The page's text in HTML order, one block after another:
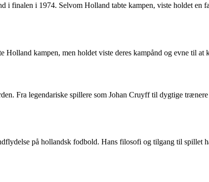
finalen i 1974. Selvom Holland tabte kampen, viste holdet en
kampen, men holdet viste deres kampånd og evne til at
Fra legendariske spillere som Johan Cruyff til dygtige
på hollandsk fodbold. Hans filosofi og tilgang til spillet